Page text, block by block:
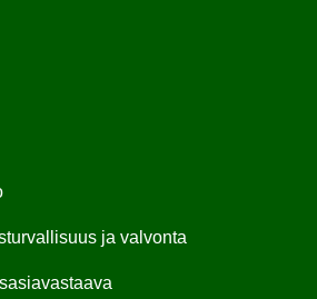
ja val­von­ta